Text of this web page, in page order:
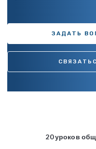
ЗАДАТЬ
20 уроков